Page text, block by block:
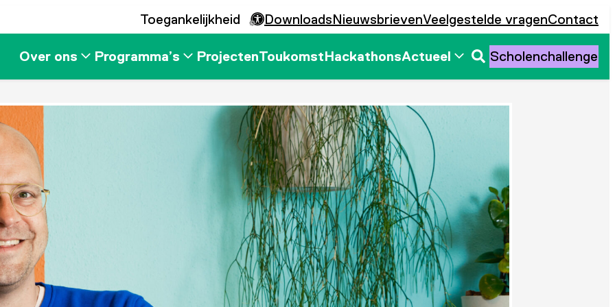
Toegankelijkheid DownloadsNieuwsbrievenVeelgestelde vragenContact
Over ons Programma’s ProjectenToukomstHackathonsActueel
Zoeken
openen
Scholenchallenge